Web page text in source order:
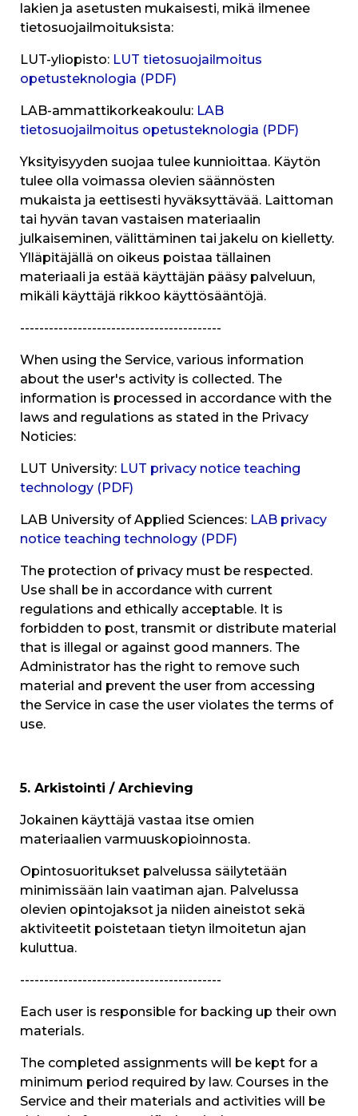
lakien ja asetusten mukaisesti, mikä ilmenee
tietosuojailmoituksista:
LUT-yliopisto: LUT tietosuojailmoitus
opetusteknologia (PDF)
LAB-ammattikorkeakoulu: LAB
tietosuojailmoitus opetusteknologia (PDF)
Yksityisyyden suojaa tulee kunnioittaa. Käytön
tulee olla voimassa olevien säännösten
mukaista ja eettisesti hyväksyttävää. Laittoman
tai hyvän tavan vastaisen materiaalin
julkaiseminen, välittäminen tai jakelu on kielletty.
Ylläpitäjällä on oikeus poistaa tällainen
materiaali ja estää käyttäjän pääsy palveluun,
mikäli käyttäjä rikkoo käyttösääntöjä.
------------------------------------------
When using the Service, various information
about the user's activity is collected. The
information is processed in accordance with the
laws and regulations as stated in the Privacy
Noticies:
LUT University: LUT privacy notice teaching
technology (PDF)
LAB University of Applied Sciences: LAB privacy
notice teaching technology (PDF)
The protection of privacy must be respected.
Use shall be in accordance with current
regulations and ethically acceptable. It is
forbidden to post, transmit or distribute material
that is illegal or against good manners. The
Administrator has the right to remove such
material and prevent the user from accessing
the Service in case the user violates the terms of
use.
5. Arkistointi / Archieving
Jokainen käyttäjä vastaa itse omien
materiaalien varmuuskopioinnosta.
Opintosuoritukset palvelussa säilytetään
minimissään lain vaatiman ajan. Palvelussa
olevien opintojaksot ja niiden aineistot sekä
aktiviteetit poistetaan tietyn ilmoitetun ajan
kuluttua.
------------------------------------------
Each user is responsible for backing up their own
materials.
The completed assignments will be kept for a
minimum period required by law. Courses in the
Service and their materials and activities will be